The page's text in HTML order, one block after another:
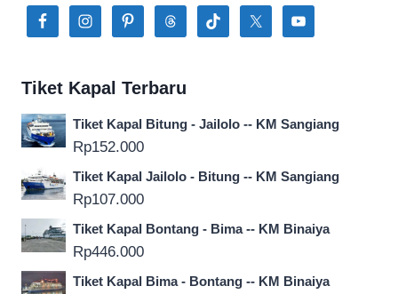
Tiket Kapal Terbaru
Tiket Kapal Bitung - Jailolo -- KM Sangiang
Rp152.000
Tiket Kapal Jailolo - Bitung -- KM Sangiang
Rp107.000
Tiket Kapal Bontang - Bima -- KM Binaiya
Rp446.000
Tiket Kapal Bima - Bontang -- KM Binaiya